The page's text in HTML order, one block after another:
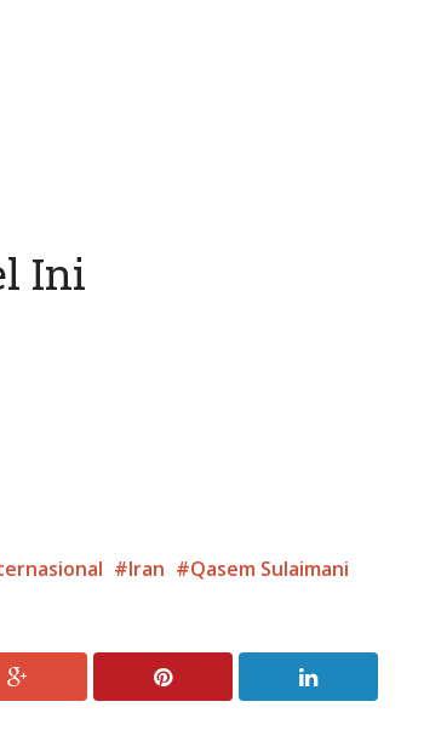
Ini
Iran
Qasem Sulaimani